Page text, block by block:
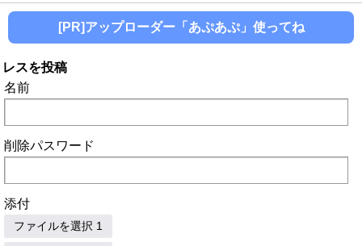
[PR]アップローダー「あぷあぷ」使ってね
レスを投稿
名前
削除パスワード
添付
ファイルを選択 1